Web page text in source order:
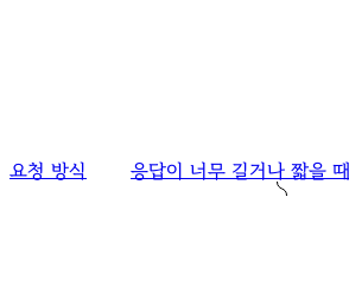
요청 방식 응답이 너무 길거나 짧을 때